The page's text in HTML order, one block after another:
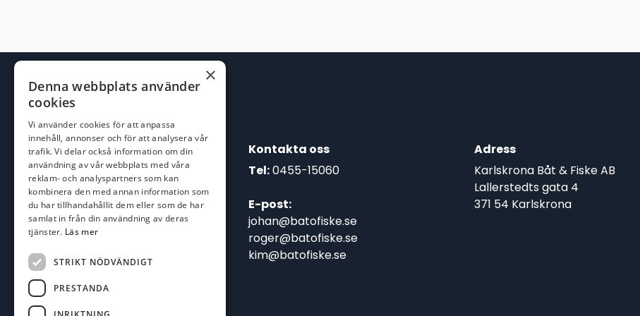
Kontakta oss
Tel:0455-15060
E-post:
johan@batofiske.se
roger@batofiske.se
kim@batofiske.se
Adress
Karlskrona Båt & Fiske AB
Lallerstedts gata 4
371 54 Karlskrona
×
Denna webbplats använder
cookies
Vi använder cookies för att anpassa
innehåll, annonser och för att analysera vår
trafik. Vi delar också information om din
användning av vår webbplats med våra
reklam- och analyspartners som kan
kombinera den med annan information som
du har tillhandahållit dem eller som de har
samlat in från din användning av deras
tjänster. Läs mer
STRIKT NÖDVÄNDIGT
PRESTANDA